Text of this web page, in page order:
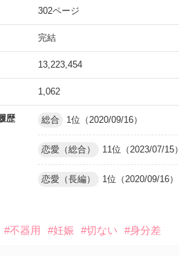
302ページ
完結
13,223,454
1,062
歴 総合 1位（2020/09/16）
恋愛（総合） 11位（2023/07/15）
恋愛（長編） 1位（2020/09/16）
#不器用 #妊娠 #切ない #身分差